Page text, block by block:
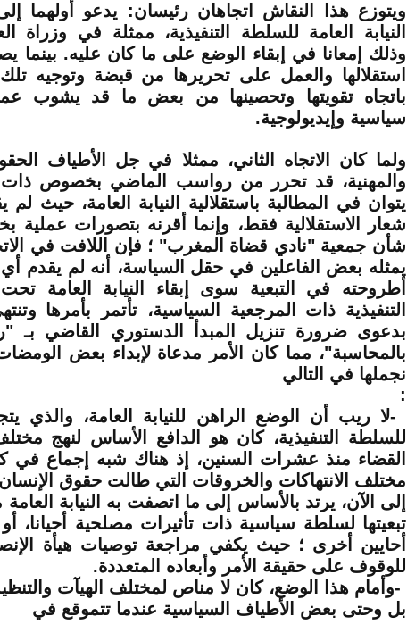
ويتوزع هذا النقاش اتجاهان رئيسان: يدعو أولهما
النيابة العامة للسلطة التنفيذية، ممثلة في وزراة
وذلك إمعانا في إبقاء الوضع على ما كان عليه. بينما
استقلالها والعمل على تحريرها من قبضة وتوجيه
باتجاه تقويتها وتحصينها من بعض ما قد يشوب
سياسية وإيديولوجية.
ولما كان الاتجاه الثاني، ممثلا في جل الأطياف
والمهنية، قد تحرر من رواسب الماضي بخصوص ذات
يتوان في المطالبة باستقلالية النيابة العامة، حيث
شعار الاستقلالية فقط، وإنما أقرنه بتصورات عملية
شأن جمعية "نادي قضاة المغرب" ؛ فإن اللافت في
يمثله بعض الفاعلين في حقل السياسة، أنه لم يقدم
أطروحته في التبعية سوى إبقاء النيابة العامة
التنفيذية ذات المرجعية السياسية، تأتمر بأمرها
بدعوى ضرورة تنزيل المبدأ الدستوري القاضي بـ
بالمحاسبة"، مما كان الأمر مدعاة لإبداء بعض الومضات
نجملها في التالي
:
-لا ريب أن الوضع الراهن للنيابة العامة، والذي
للسلطة التنفيذية، كان هو الدافع الأساس لنهج
القضاء منذ عشرات السنين، إذ هناك شبه إجماع
مختلف الانتهاكات والخروقات التي طالت حقوق
إلى الآن، يرتد بالأساس إلى ما اتصفت به النيابة
تبعيتها لسلطة سياسية ذات تأثيرات مصلحية أحيانا،
أحايين أخرى ؛ حيث يكفي مراجعة توصيات هيأة
للوقوف على حقيقة الأمر وأبعاده المتعددة.
-وأمام هذا الوضع، كان لا مناص لمختلف الهيآت
بل وحتى بعض الأطياف السياسية عندما تتموقع في